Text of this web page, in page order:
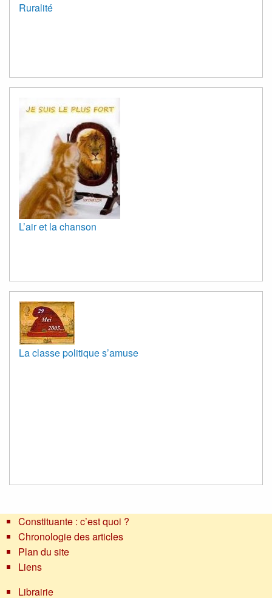
Ruralité
L’air et la chanson
La classe politique s’amuse
Constituante : c’est quoi ?
Chronologie des articles
Plan du site
Liens
Librairie